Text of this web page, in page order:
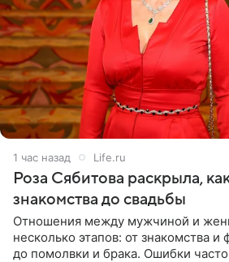
1 час назад Life.ru
Роза Сябитова раскрыла,
знакомства до свадьбы
Отношения между мужчиной и
несколько этапов: от знакомства
до помолвки и брака. Ошибки